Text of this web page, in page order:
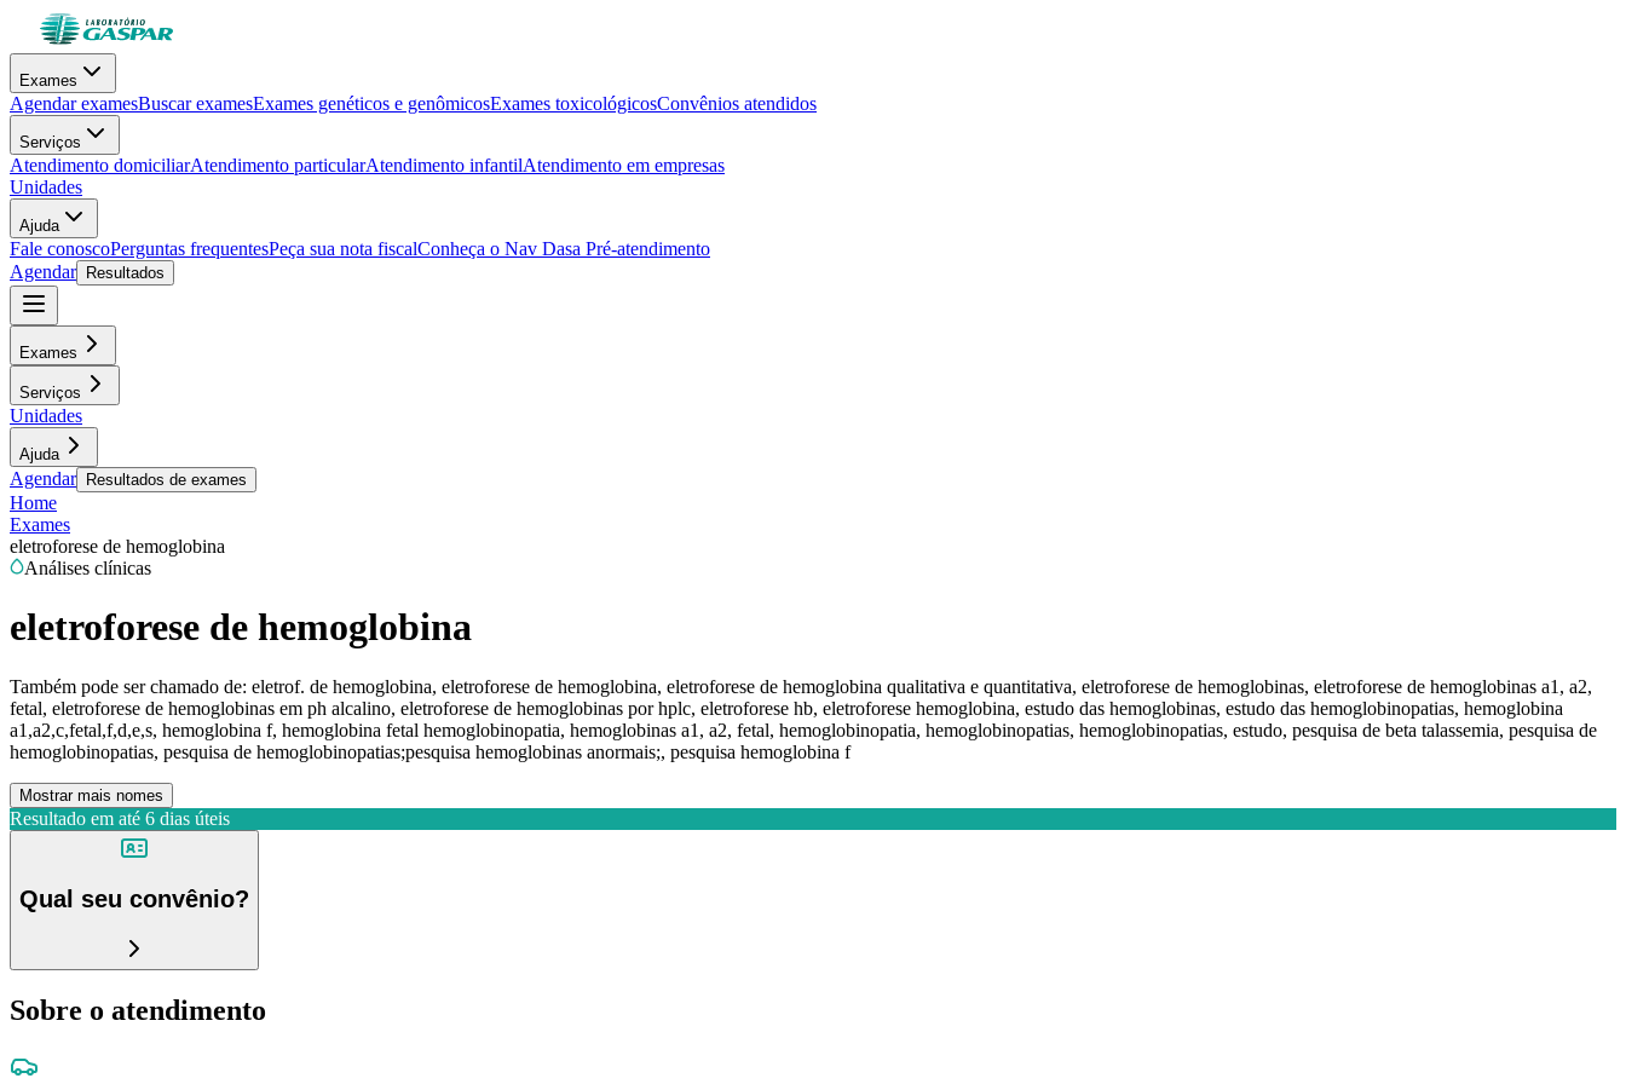
Exames
Agendar examesBuscar examesExames genéticos e genômicosExames toxicológicosConvênios atendidos
Serviços
Atendimento domiciliarAtendimento particularAtendimento infantilAtendimento em empresas
Unidades
Ajuda
Fale conoscoPerguntas frequentesPeça sua nota fiscalConheça o Nav Dasa Pré-atendimento
Agendar
Resultados
Exames
Serviços
Unidades
Ajuda
Agendar Resultados de exames
Home
Exames
eletroforese de hemoglobina
Análises clínicas
eletroforese de hemoglobina
Também pode ser chamado de: eletrof. de hemoglobina, eletroforese de hemoglobina, eletroforese de hemoglobina qualitativa e quantitativa, eletroforese de hemoglobinas, eletroforese de hemoglobinas a1, a2,
fetal, eletroforese de hemoglobinas em ph alcalino, eletroforese de hemoglobinas por hplc, eletroforese hb, eletroforese hemoglobina, estudo das hemoglobinas, estudo das hemoglobinopatias, hemoglobina
a1,a2,c,fetal,f,d,e,s, hemoglobina f, hemoglobina fetal hemoglobinopatia, hemoglobinas a1, a2, fetal, hemoglobinopatia, hemoglobinopatias, hemoglobinopatias, estudo, pesquisa de beta talassemia, pesquisa de
hemoglobinopatias, pesquisa de hemoglobinopatias;pesquisa hemoglobinas anormais;, pesquisa hemoglobina f
Mostrar mais nomes
Resultado em até 6 dias úteis
Qual seu convênio?
Sobre o atendimento